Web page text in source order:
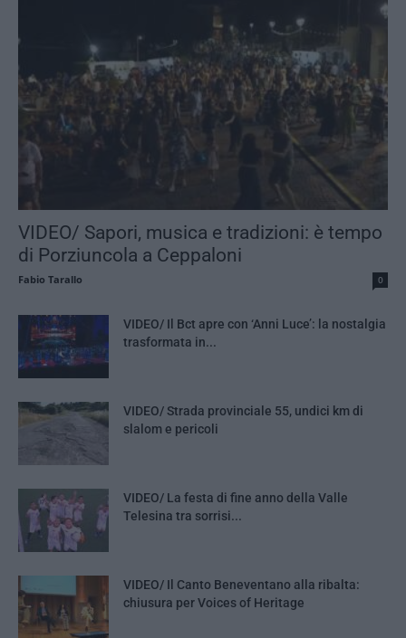
VIDEO/ Sapori, musica e tradizioni: è tempo
di Porziuncola a Ceppaloni
Fabio Tarallo 0
VIDEO/ Il Bct apre con ‘Anni Luce’: la nostalgia
trasformata in...
VIDEO/ Strada provinciale 55, undici km di
slalom e pericoli
VIDEO/ La festa di fine anno della Valle
Telesina tra sorrisi...
VIDEO/ Il Canto Beneventano alla ribalta:
chiusura per Voices of Heritage